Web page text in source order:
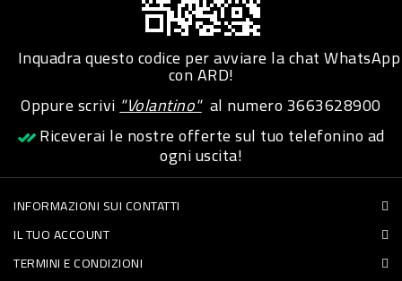
TESSUTI
DETERGENTI
SUPERFICI
CASA
CURA
PERSONA
Inquadra questo codice per avviare la chat WhatsApp
con ARD!
Oppure scrivi"Volantino"al numero3663628900
Riceverai le nostre offerte sul tuo telefonino ad
ogni uscita!
INFORMAZIONI SUI CONTATTI
IL TUO ACCOUNT
TERMINI E CONDIZIONI